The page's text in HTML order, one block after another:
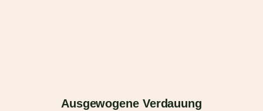
Ausgewogene Verdauung